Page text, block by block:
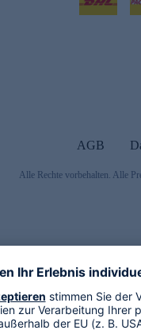
AGB
Alle Rechte vorbehalten. Alle